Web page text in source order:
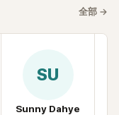
全部 →
SU
Sunny Dahye